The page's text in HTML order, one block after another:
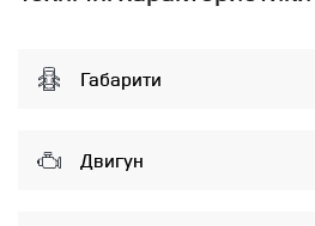
Габарити
Двигун